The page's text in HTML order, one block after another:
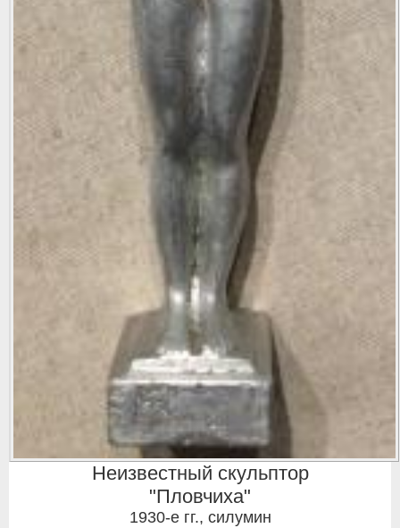
Неизвестный скульптор
"Пловчиха"
1930-е гг., силумин